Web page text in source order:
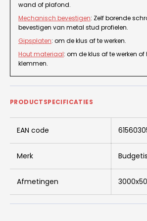
wand of plafond.
Mechanisch bevestigen: Zelf borende
bevestigen van metal stud profielen.
Gipsplaten: om de klus af te werken.
Hout materiaal: om de klus af te werken
klemmen.
PRODUCTSPECIFICATIES
EAN code
Merk
Afmetingen